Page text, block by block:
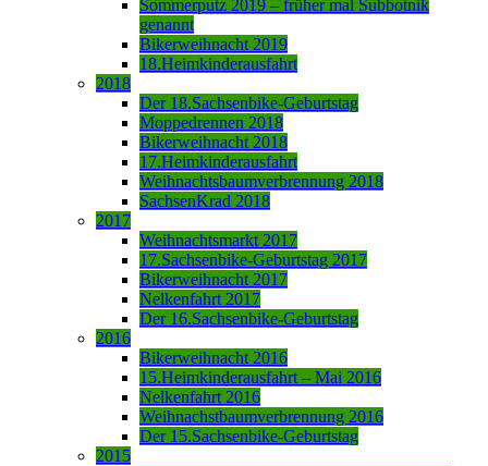
Sommerputz 2019 – früher mal Subbotnik
genannt
Bikerweihnacht 2019
18.Heimkinderausfahrt
2018
Der 18.Sachsenbike-Geburtstag
Moppedrennen 2018
Bikerweihnacht 2018
17.Heimkinderausfahrt
Weihnachtsbaumverbrennung 2018
SachsenKrad 2018
2017
Weihnachtsmarkt 2017
17.Sachsenbike-Geburtstag 2017
Bikerweihnacht 2017
Nelkenfahrt 2017
Der 16.Sachsenbike-Geburtstag
2016
Bikerweihnacht 2016
15.Heimkinderausfahrt – Mai 2016
Nelkenfahrt 2016
Weihnachstbaumverbrennung 2016
Der 15.Sachsenbike-Geburtstag
2015